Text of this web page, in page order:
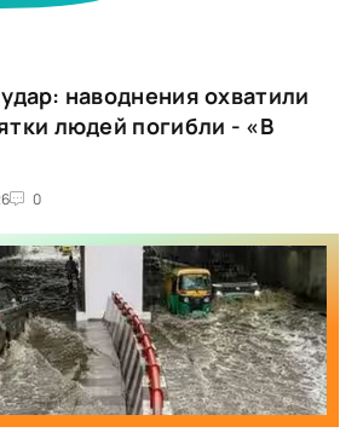
наводнения охватили
людей погибли - «В
0